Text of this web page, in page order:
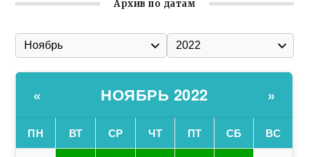
Архив по датам
« НОЯБРЬ 2022 »
ПН ВТ СР ЧТ ПТ СБ ВС